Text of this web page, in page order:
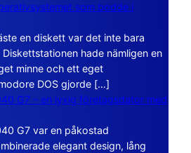
som bodde i
en diskett var det inte bara
hade nämligen en
minne och ett eget
DOS gjorde […]
G7 – en lyxig företagsdator med
G7 var en påkostad
elegant design, lång